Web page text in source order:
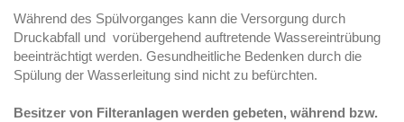
Während des Spülvorganges kann die Versorgung durch
Druckabfall und vorübergehend auftretende Wassereintrübung
beeinträchtigt werden. Gesundheitliche Bedenken durch die
Spülung der Wasserleitung sind nicht zu befürchten.
Besitzer von Filteranlagen werden gebeten, während bzw.